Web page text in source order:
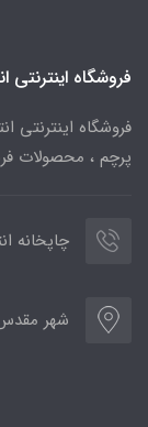
فروشگاه اینترنتی
فروشگاه اینترنتی
پرچم ، محصولات
چاپخانه
شهر